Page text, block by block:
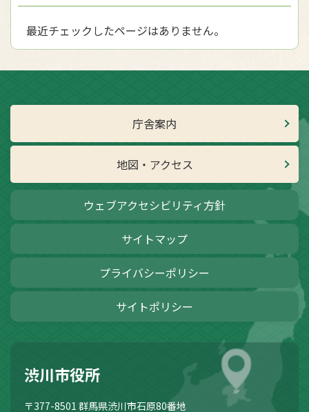
最近チェックしたページはありません。
庁舎案内
地図・アクセス
ウェブアクセシビリティ方針
サイトマップ
プライバシーポリシー
サイトポリシー
渋川市役所
〒377-8501 群馬県渋川市石原80番地